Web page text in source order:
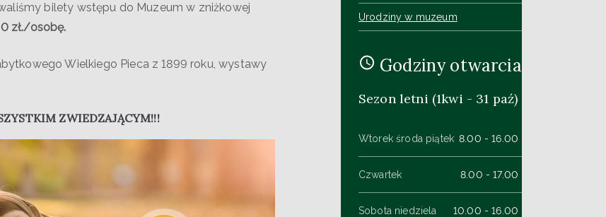
bilety wstępu do Muzeum w zniżkowej
zł./osobę.
Wielkiego Pieca z 1899 roku, wystawy
ZWIEDZAJĄCYM!!!
Urodziny w muzeum
Godziny otwarcia
Sezon letni (1kwi - 31 paź)
Wtorek środa piątek 8.00 - 16.00
Czwartek 8.00 - 17.00
Sobota niedziela 10.00 - 16.00